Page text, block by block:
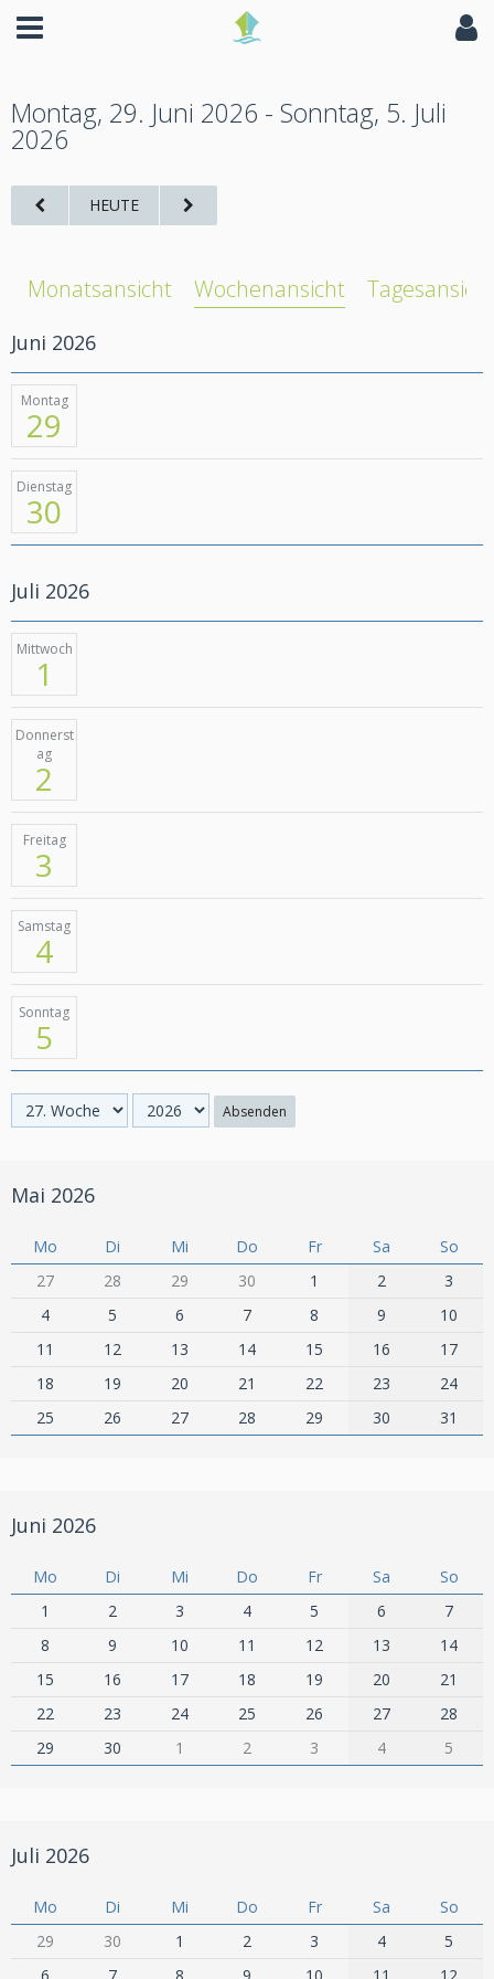
Montag, 29. Juni 2026 - Sonntag, 5. Juli
2026
HEUTE
Monatsansicht Wochenansicht Tagesansicht
Juni 2026
Montag
29
Dienstag
30
Juli 2026
Mittwoch
1
Donnerst
ag
2
Freitag
3
Samstag
4
Sonntag
5
Absenden
Mai 2026
Mo Di Mi Do Fr Sa
So
27
28 29 30 1 2
3
4
5 6 7 8 9
10
11
12 13 14 15 16
17
18
19 20 21 22 23
24
25
26 27 28 29 30 31
Juni 2026
Mo Di Mi Do Fr Sa
So
1
2 3 4 5 6
7
8
9 10 11 12 13
14
15
16 17 18 19 20
21
22
23 24 25 26 27
28
29
30 1 2 3 4 5
Juli 2026
Mo Di Mi Do Fr Sa
So
29
30 1 2 3 4
5